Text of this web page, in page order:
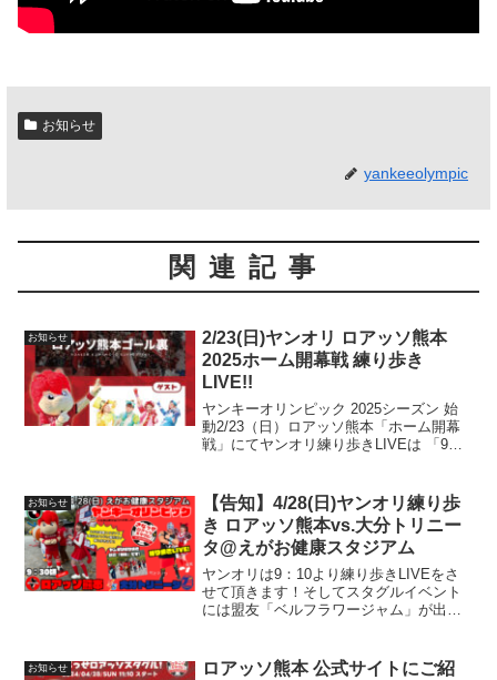
お知らせ
yankeeolympic
関連記事
お知らせ
2/23(日)ヤンオリ ロアッソ熊本
2025ホーム開幕戦 練り歩き
LIVE!!
ヤンキーオリンピック 2025シーズン 始
動2/23（日）ロアッソ熊本「ホーム開幕
戦」にてヤンオリ練り歩きLIVEは 「9時
いちごくらぶ#ロアッソ熊本ゴール...
お知らせ
【告知】4/28(日)ヤンオリ練り歩
き ロアッソ熊本vs.大分トリニー
タ@えがお健康スタジアム
ヤンオリは9：10より練り歩きLIVEをさ
せて頂きます！そしてスタグルイベント
には盟友「ベルフラワージャム」が出演
お知らせ
ロアッソ熊本 公式サイトにご紹